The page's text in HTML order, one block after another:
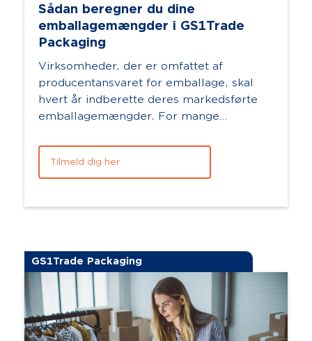
Sådan beregner du dine
emballagemængder i GS1Trade
Packaging
Virksomheder, der er omfattet af
producentansvaret for emballage, skal
hvert år indberette deres markedsførte
emballagemængder. For mange
opgave at sikre, at ...
Tilmeld dig her
GS1Trade Packaging